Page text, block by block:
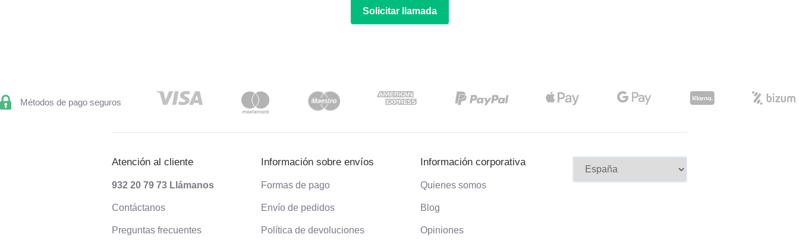
Solicitar llamada
Métodos de pago seguros
Atención al cliente
932 20 79 73 Llámanos
Contáctanos
Preguntas frecuentes
Información sobre envíos
Formas de pago
Envío de pedidos
Política de devoluciones
Información corporativa
Quienes somos
Blog
Opiniones